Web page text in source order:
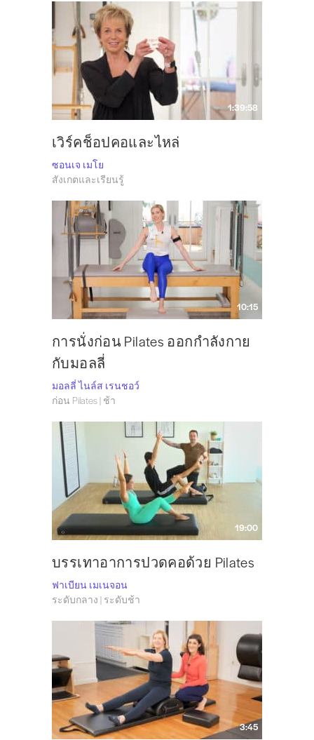
1:39:58
เวิร์คช็อปคอและไหล่
ซอนเจ เมโย
สังเกตและเรียนรู้
10:15
การนั่งก่อน Pilates ออกกำลังกาย
กับมอลลี่
มอลลี่ ไนล์ส เรนชอว์
ก่อน Pilates | ช้า
19:00
บรรเทาอาการปวดคอด้วย Pilates
ฟาเบียน เมเนจอน
ระดับกลาง | ระดับช้า
3:45